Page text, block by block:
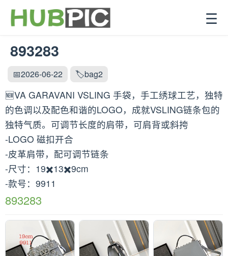
☰
893283
📅2026-06-22 🏷️bag2
🆕VA GARAVANI VSLING 手袋，手工绣球工艺，独特
的色调以及配色和谐的LOGO，成就VSLING链条包的
独特气质。可调节长度的肩带，可肩背或斜挎
-LOGO 磁扣开合
-皮革肩带，配可调节链条
-尺寸：19✖️13✖️9cm
-款号：9911
893283